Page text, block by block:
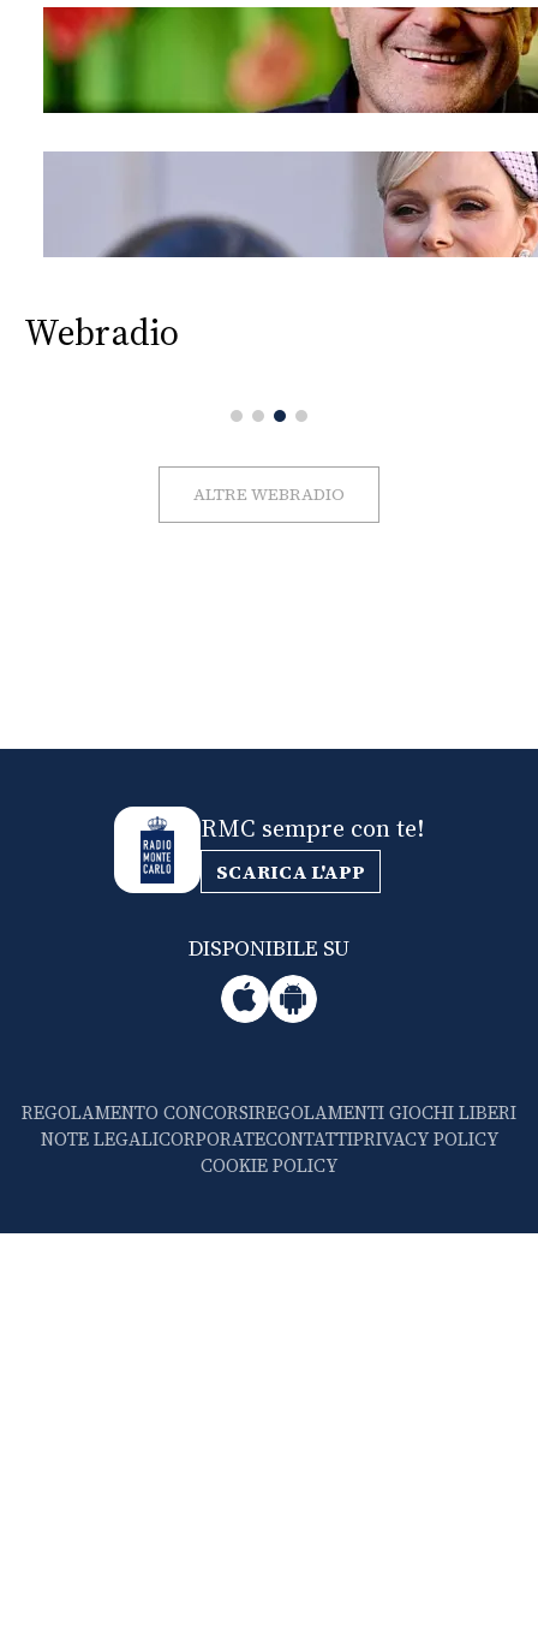
Webradio
ALTRE WEBRADIO
RMC sempre con te!
SCARICA L'APP
DISPONIBILE SU
REGOLAMENTO CONCORSIREGOLAMENTI GIOCHI LIBERI
NOTE LEGALICORPORATECONTATTIPRIVACY POLICY
COOKIE POLICY